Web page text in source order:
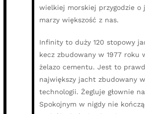
wielkiej morskiej przygodzie o
marzy większość z nas.
Infinity to duży 120 stopowy
kecz zbudowany w 1977 roku
żelazo cementu. Jest to
największy jacht zbudowany
technologii. Żegluje głownie
Spokojnym w nigdy nie